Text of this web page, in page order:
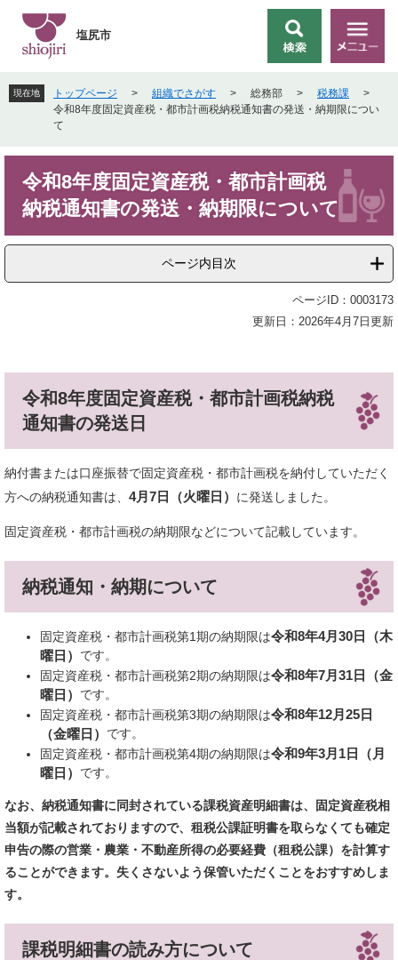
先
頭
。
を
飛
て
索
メ
ニ
ー
塩尻市
現在地 トップページ > 組織でさがす > 総務部 > 税務課
>
令和8年度固定資産税・都市計画税納税通知書の発送・納期限につい
て
令和8年度固定資産税・都市計画税
納税通知書の発送・納期限について
ページ内目次
ページID：0003173
更新日：2026年4月7日更新
令和8年度固定資産税・都市計画税納税
通知書の発送日
納付書または口座振替で固定資産税・都市計画税を納付していただく
方への納税通知書は、 4月7日（火曜日） に発送しました。
固定資産税・都市計画税の納期限などについて記載しています。
納税通知・納期について
固定資産税・都市計画税第1期の納期限は令和8年4月30日（木
曜日） です。
固定資産税・都市計画税第2期の納期限は令和8年7月31日（金
曜日） です。
固定資産税・都市計画税第3期の納期限は令和8年12月25日
（金曜日） です。
固定資産税・都市計画税第4期の納期限は令和9年3月1日（月
曜日） です。
なお、納税通知書に同封されている課税資産明細書は、固定資産税相
当額が記載されておりますので、租税公課証明書を取らなくても確定
申告の際の営業・農業・不動産所得の必要経費（租税公課）を計算す
ることができます。失くさないよう保管いただくことをおすすめしま
す。
課税明細書の読み方について